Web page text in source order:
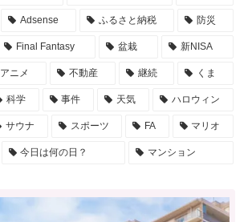
Adsense ふるさと納税 防災
Final Fantasy 盆栽 新NISA
アニメ 不動産 継続 くま
科学 事件 天気 ハロウィン
サウナ スポーツ FA マリオ
今日は何の日？ マンション